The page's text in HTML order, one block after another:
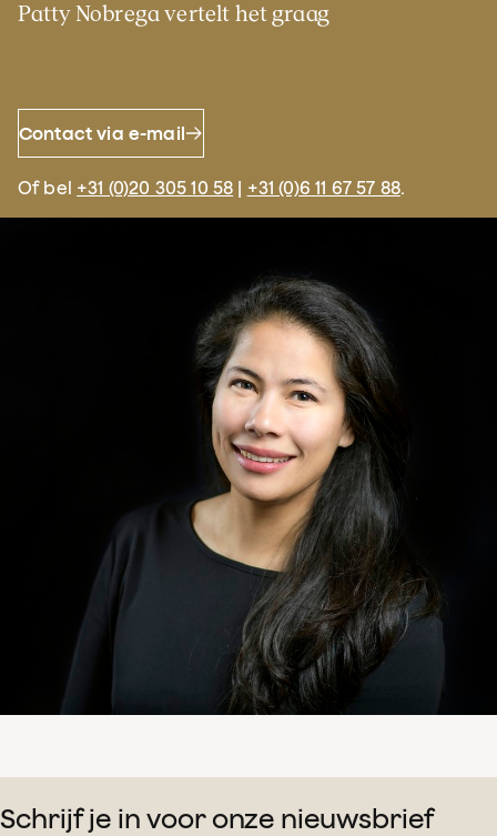
Patty Nobrega vertelt het graag
Contact via e-mail
Of bel +31 (0)20 305 10 58 | +31 (0)6 11 67 57 88.
Schrijf je in voor onze nieuwsbrief